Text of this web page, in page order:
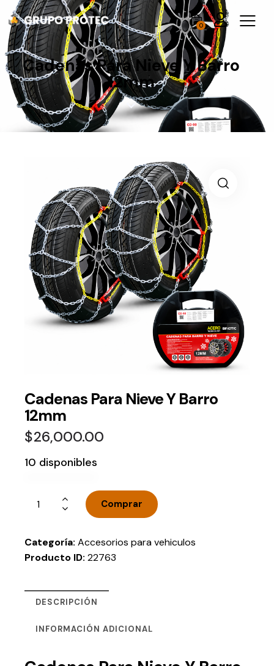
0
Cadenas Para Nieve Y Barro
12mm
Cadenas Para Nieve Y Barro
12mm
$26,000.00
10 disponibles
Comprar
Categoría: Accesorios para vehiculos
Producto ID: 22763
DESCRIPCIÓN
INFORMACIÓN ADICIONAL